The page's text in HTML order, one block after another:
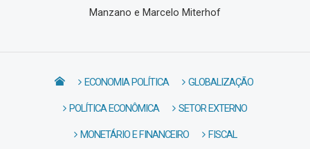
Manzano e Marcelo Miterhof
ECONOMIA POLÍTICA GLOBALIZAÇÃO
POLÍTICA ECONÔMICA SETOR EXTERNO
MONETÁRIO E FINANCEIRO FISCAL